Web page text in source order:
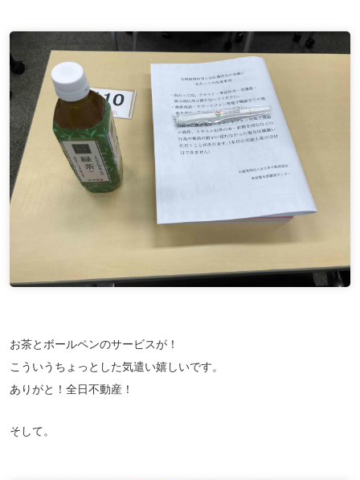
お茶とボールペンのサービスが！
こういうちょっとした気遣い嬉しいです。
ありがと！全日不動産！
そして。